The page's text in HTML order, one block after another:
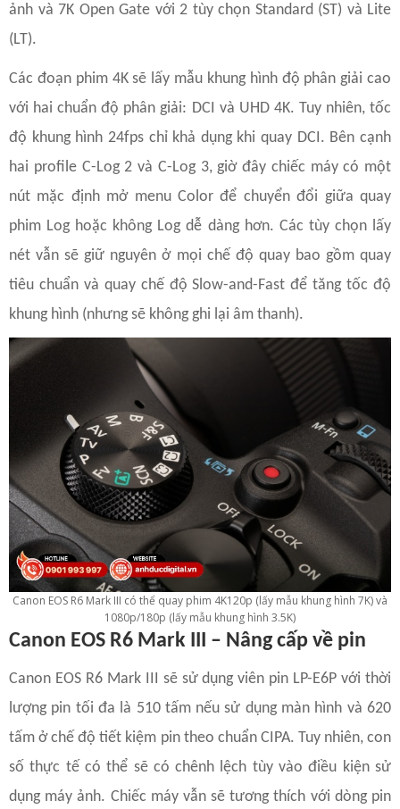
ảnh và 7K Open Gate với 2 tùy chọn Standard (ST) và Lite
(LT).
Các đoạn phim 4K sẽ lấy mẫu khung hình độ phân giải cao
với hai chuẩn độ phân giải: DCI và UHD 4K. Tuy nhiên, tốc
độ khung hình 24fps chỉ khả dụng khi quay DCI. Bên cạnh
hai profile C-Log 2 và C-Log 3, giờ đây chiếc máy có một
nút mặc định mở menu Color để chuyển đổi giữa quay
phim Log hoặc không Log dễ dàng hơn. Các tùy chọn lấy
nét vẫn sẽ giữ nguyên ở mọi chế độ quay bao gồm quay
tiêu chuẩn và quay chế độ Slow-and-Fast để tăng tốc độ
khung hình (nhưng sẽ không ghi lại âm thanh).
Canon EOS R6 Mark III có thể quay phim 4K120p (lấy mẫu khung hình 7K) và
1080p/180p (lấy mẫu khung hình 3.5K)
Canon EOS R6 Mark III – Nâng cấp về pin
Canon EOS R6 Mark III sẽ sử dụng viên pin LP-E6P với thời
lượng pin tối đa là 510 tấm nếu sử dụng màn hình và 620
tấm ở chế độ tiết kiệm pin theo chuẩn CIPA. Tuy nhiên, con
số thực tế có thể sẽ có chênh lệch tùy vào điều kiện sử
dụng máy ảnh. Chiếc máy vẫn sẽ tương thích với dòng pin